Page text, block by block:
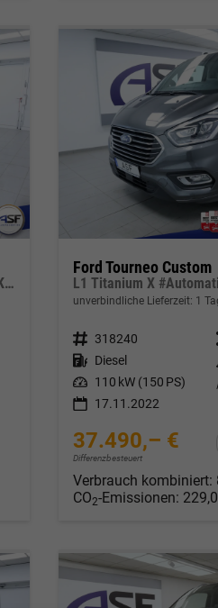
L1 Titanium X #Automatik #Bi-Xenon #Navi #Klima #Leder
(PDF)
parken
Ford Tourneo Custom
unverbindliche Lieferzeit: 1
Fahrzeugnr. 318240
Kraftstoff Diesel
Leistung 110 kW (150 PS)
17.11.2022
37.490,– €
Differenzbesteuert
Verbrauch kombiniert:
CO2-Emissionen: